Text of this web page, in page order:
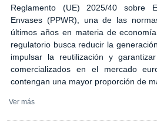
Reglamento (UE) 2025/40 sobre
Envases (PPWR), una de las
últimos años en materia de
regulatorio busca reducir la
impulsar la reutilización y
comercializados en el mercado
contengan una mayor proporción de
Ver más